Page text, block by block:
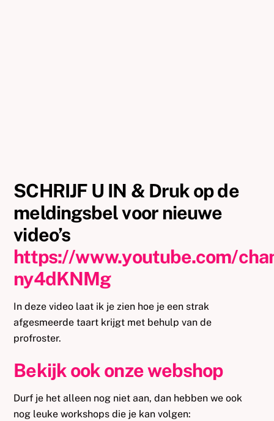
SCHRIJF U IN & Druk op de
meldingsbel voor nieuwe
video’s
https://www.youtube.com/
ny4dKNMg
In deze video laat ik je zien hoe je een strak
afgesmeerde taart krijgt met behulp van de
profroster.
Bekijk ook onze webshop
Durf je het alleen nog niet aan, dan hebben we ook
nog leuke workshops die je kan volgen: